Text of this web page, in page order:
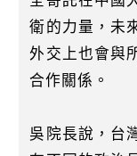
衛的力量，未
外交上也會與
合作關係。
吳院長說，台